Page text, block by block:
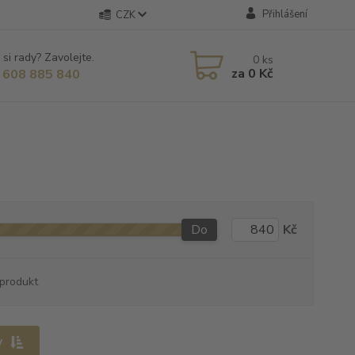
CZK Přihlášení
rady? Zavolejte.
885 840
0 ks
za 0 Kč
Do Kč